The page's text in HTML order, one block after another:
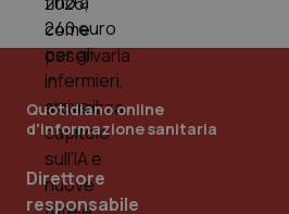
Quotidiano online
d'informazione sanitaria
Direttore
responsabile
PHPSESSID